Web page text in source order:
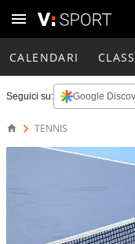
CALENDARI
Seguici su: Google
TENNIS